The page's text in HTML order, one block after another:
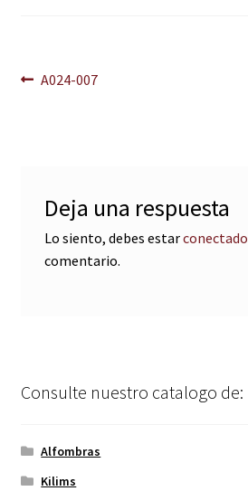
Navegación
Anterior:
A024-007
Deja una respuesta
Lo siento, debes estarconectado
comentario.
Consulte nuestro catalogo de:
Alfombras
Kilims